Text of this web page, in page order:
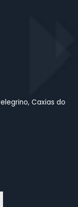
Caxias do